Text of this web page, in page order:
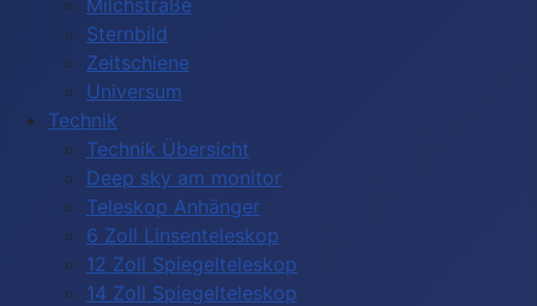
Milchstraße
Sternbild
Zeitschiene
Universum
Technik
Technik Übersicht
Deep sky am monitor
Teleskop Anhänger
6 Zoll Linsenteleskop
12 Zoll Spiegelteleskop
14 Zoll Spiegelteleskop